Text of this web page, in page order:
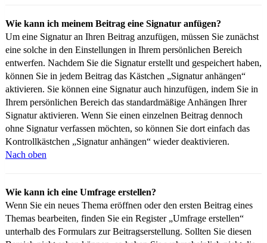
Wie kann ich meinem Beitrag eine Signatur anfügen?
Um eine Signatur an Ihren Beitrag anzufügen, müssen Sie zunächst
eine solche in den Einstellungen in Ihrem persönlichen Bereich
entwerfen. Nachdem Sie die Signatur erstellt und gespeichert haben,
können Sie in jedem Beitrag das Kästchen „Signatur anhängen“
aktivieren. Sie können eine Signatur auch hinzufügen, indem Sie in
Ihrem persönlichen Bereich das standardmäßige Anhängen Ihrer
Signatur aktivieren. Wenn Sie einen einzelnen Beitrag dennoch
ohne Signatur verfassen möchten, so können Sie dort einfach das
Kontrollkästchen „Signatur anhängen“ wieder deaktivieren.
Nach oben
Wie kann ich eine Umfrage erstellen?
Wenn Sie ein neues Thema eröffnen oder den ersten Beitrag eines
Themas bearbeiten, finden Sie ein Register „Umfrage erstellen“
unterhalb des Formulars zur Beitragserstellung. Sollten Sie diesen